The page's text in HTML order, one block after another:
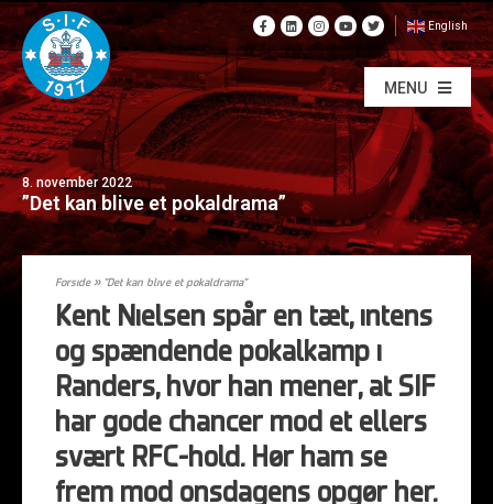
English
MENU
8. november 2022
”Det kan blive et pokaldrama”
Forside» ”Det kan blive et pokaldrama”
Kent Nielsen spår en tæt, intens
og spændende pokalkamp i
Randers, hvor han mener, at SIF
har gode chancer mod et ellers
svært RFC-hold. Hør ham se
frem mod onsdagens opgør her.